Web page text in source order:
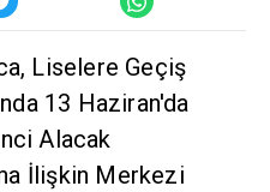
Liselere Geçiş
13 Haziran'da
Alacak
İlişkin Merkezi